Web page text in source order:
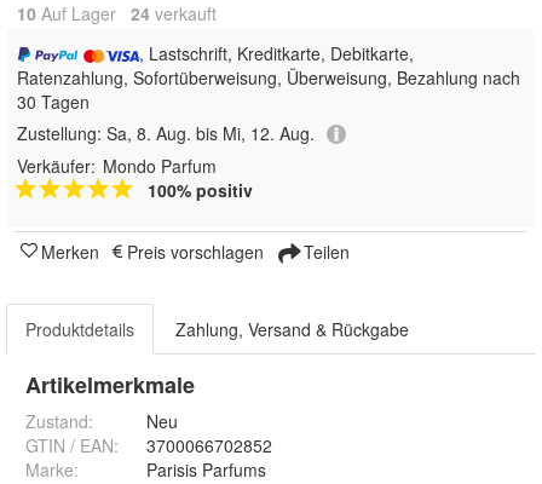
10 Auf Lager 24 verkauft
, Lastschrift, Kreditkarte, Debitkarte,
Ratenzahlung, Sofortüberweisung, Überweisung, Bezahlung nach
30 Tagen
Zustellung: Sa, 8. Aug. bis Mi, 12. Aug.
Verkäufer: Mondo Parfum
100% positiv
Merken Preis vorschlagen Teilen
Produktdetails Zahlung, Versand & Rückgabe
Artikelmerkmale
Zustand:
Neu
GTIN / EAN:
3700066702852
Marke:
Parisis Parfums